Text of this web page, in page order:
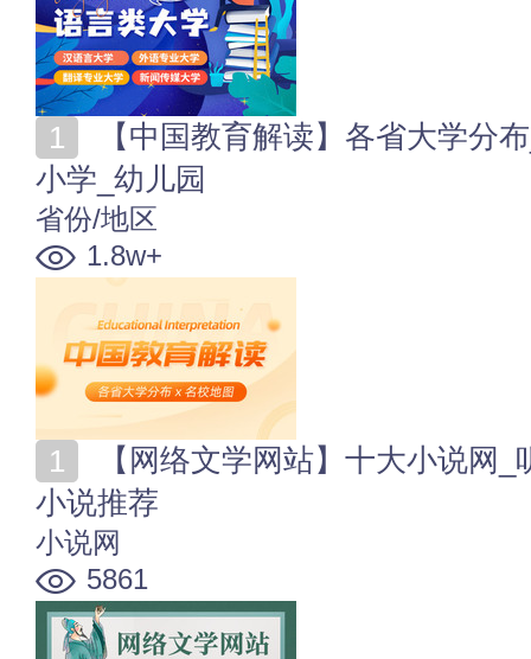
小学_幼儿园
省份/地区
1.8w+
小说推荐
小说网
5861